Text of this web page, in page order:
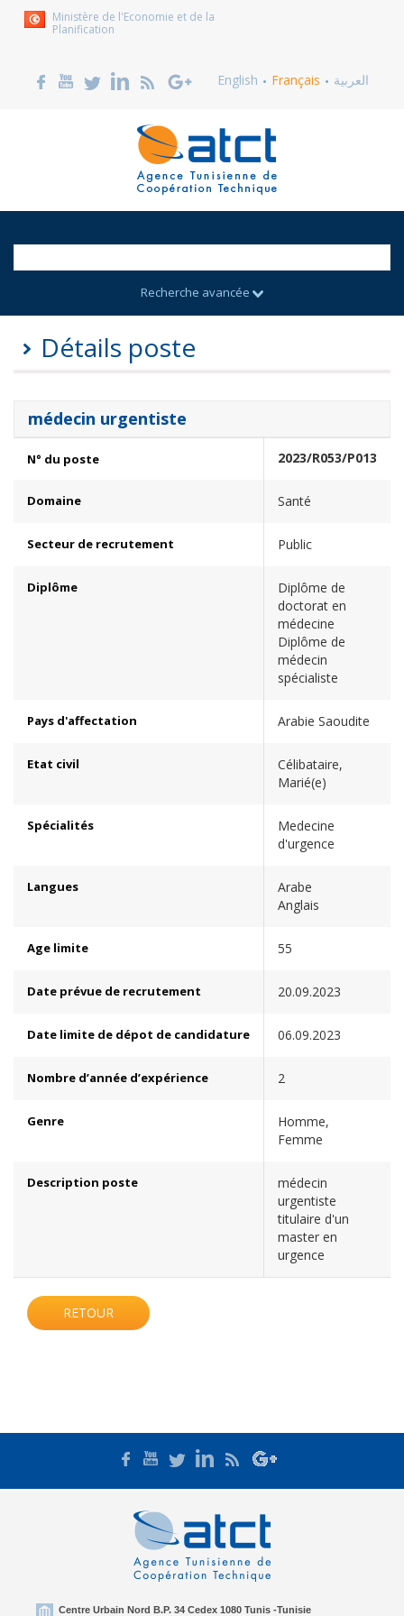
Ministère de l'Economie et de la
Planification
English Français العربية
Recherche avancée
Détails poste
médecin urgentiste
N° du poste 2023/R053/P013
Domaine Santé
Secteur de recrutement Public
Diplôme
Diplôme de
doctorat en
médecine
Diplôme de
médecin
spécialiste
Pays d'affectation Arabie Saoudite
Etat civil
Célibataire,
Marié(e)
Spécialités
Medecine
d'urgence
Langues
Arabe
Anglais
Age limite 55
Date prévue de recrutement 20.09.2023
Date limite de dépot de candidature 06.09.2023
Nombre d’année d’expérience 2
Genre
Homme,
Femme
Description poste
médecin
urgentiste
titulaire d'un
master en
urgence
RETOUR
Centre Urbain Nord B.P. 34 Cedex 1080 Tunis -Tunisie